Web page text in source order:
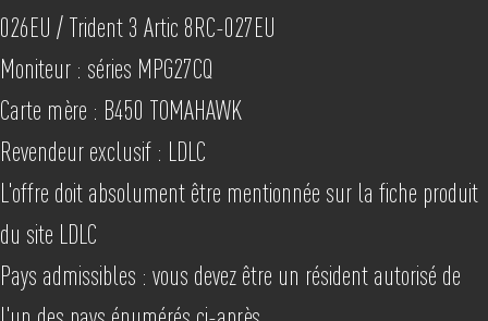
026EU / Trident 3 Artic 8RC-027EU
Moniteur : séries MPG27CQ
Carte mère : B450 TOMAHAWK
Revendeur exclusif : LDLC
L'offre doit absolument être mentionnée sur la fiche produit
du site LDLC
Pays admissibles : vous devez être un résident autorisé de